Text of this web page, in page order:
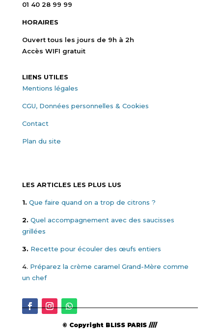
01 40 28 99 99
HORAIRES
Ouvert tous les jours de 9h à 2h
Accès WIFI gratuit
LIENS UTILES
Mentions légales
CGU, Données personnelles & Cookies
Contact
Plan du site
LES ARTICLES LES PLUS LUS
1. Que faire quand on a trop de citrons ?
2. Quel accompagnement avec des saucisses
grillées
3. Recette pour écouler des œufs entiers
4. Préparez la crème caramel Grand-Mère comme
un chef
© Copyright BLISS PARIS ////